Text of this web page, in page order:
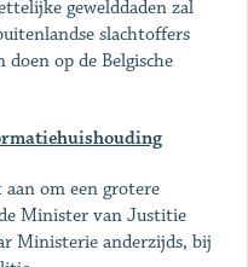
gewelddaden zal
slachtoffers
op de Belgische
om een grotere
Minister van Justitie
Ministerie anderzijds, bij